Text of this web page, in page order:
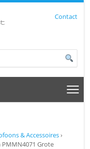
Contact
& Accessoires›
PMMN4071 Grote